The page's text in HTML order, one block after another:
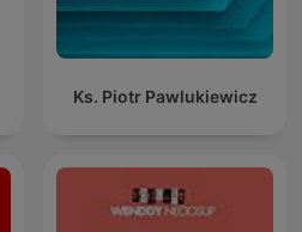
Ks. Piotr Pawlukiewicz